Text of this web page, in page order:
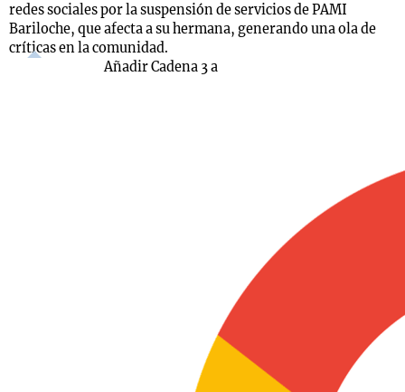
redes sociales por la suspensión de servicios de PAMI
Bariloche, que afecta a su hermana, generando una ola de
críticas en la comunidad.
Añadir Cadena 3 a